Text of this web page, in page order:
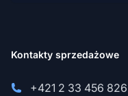
Kontakty sprzedażowe
+421 2 33 456 826